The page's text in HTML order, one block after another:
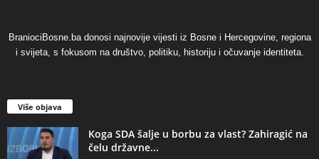
BraniociBosne.ba donosi najnovije vijesti iz Bosne i Hercegovine, regiona
i svijeta, s fokusom na društvo, politiku, historiju i očuvanje identiteta.
Više objava
​Koga SDA šalje u borbu za vlast? Zahiragić na
čelu državne...